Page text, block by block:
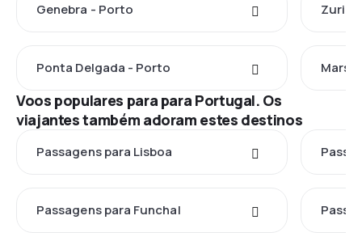
Genebra - Porto
Ponta Delgada - Porto
Voos populares para para Portugal. Os
viajantes também adoram estes destinos
Passagens para Lisboa
Passagens para Funchal